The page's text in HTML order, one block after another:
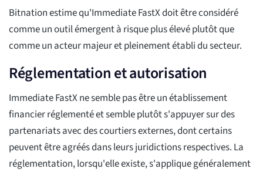
Bitnation estime qu'Immediate FastX doit être considéré
comme un outil émergent à risque plus élevé plutôt que
comme un acteur majeur et pleinement établi du secteur.
Réglementation et autorisation
Immediate FastX ne semble pas être un établissement
financier réglementé et semble plutôt s'appuyer sur des
partenariats avec des courtiers externes, dont certains
peuvent être agréés dans leurs juridictions respectives. La
réglementation, lorsqu'elle existe, s'applique généralement